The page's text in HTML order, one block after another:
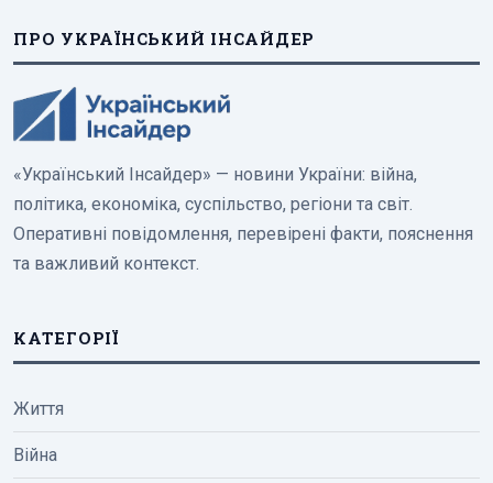
ПРО УКРАЇНСЬКИЙ ІНСАЙДЕР
«Український Інсайдер» — новини України: війна,
політика, економіка, суспільство, регіони та світ.
Оперативні повідомлення, перевірені факти, пояснення
та важливий контекст.
КАТЕГОРІЇ
Життя
Війна